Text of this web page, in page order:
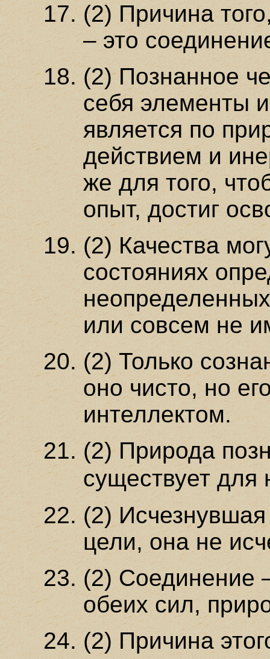
(2) Причина
– это
(2) Познанное
себя элементы
является по
действием и
же для того,
опыт, достиг
(2) Качества
состояниях
или совсем не
(2) Только
оно чисто, но
интеллектом.
(2) Природа
существует для
(2) Исчезнувшая
цели, она не
(2) Соединение
обеих сил,
(2) Причина